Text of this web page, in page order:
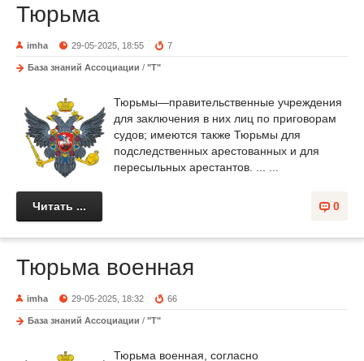
Тюрьма
imha 29-05-2025, 18:55 7
База знаний Ассоциации / "Т"
Тюрьмы—правительственные учреждения
для заключения в них лиц по приговорам
судов; имеются также Тюрьмы для
подследственных арестованных и для
пересыльных арестантов. ... ...
0
Читать ...
Тюрьма военная
imha 29-05-2025, 18:32 66
База знаний Ассоциации / "Т"
Тюрьма военная, согласно